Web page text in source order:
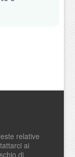
relative
ai
di